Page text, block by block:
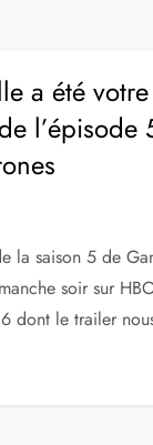
a été votre
l’épisode
la saison 5 de
soir sur
dont le trailer